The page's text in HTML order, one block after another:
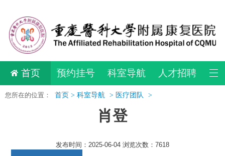
首页 预约挂号 科室导航 人才招聘
您所在的位置： 首页 > 科室导航 > 医疗团队 >
肖登
发布时间：2025-06-04 浏览次数：7618